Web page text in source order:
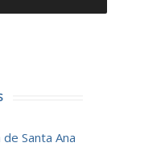
de Santa Ana